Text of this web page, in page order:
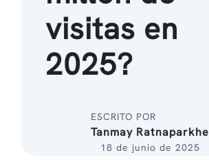
visitas en
2025?
ESCRITO POR
Tanmay Ratnaparkhe
18 de junio de 2025